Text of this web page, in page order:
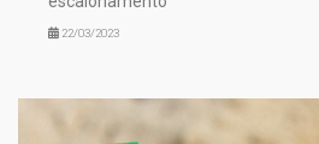
22/03/2023